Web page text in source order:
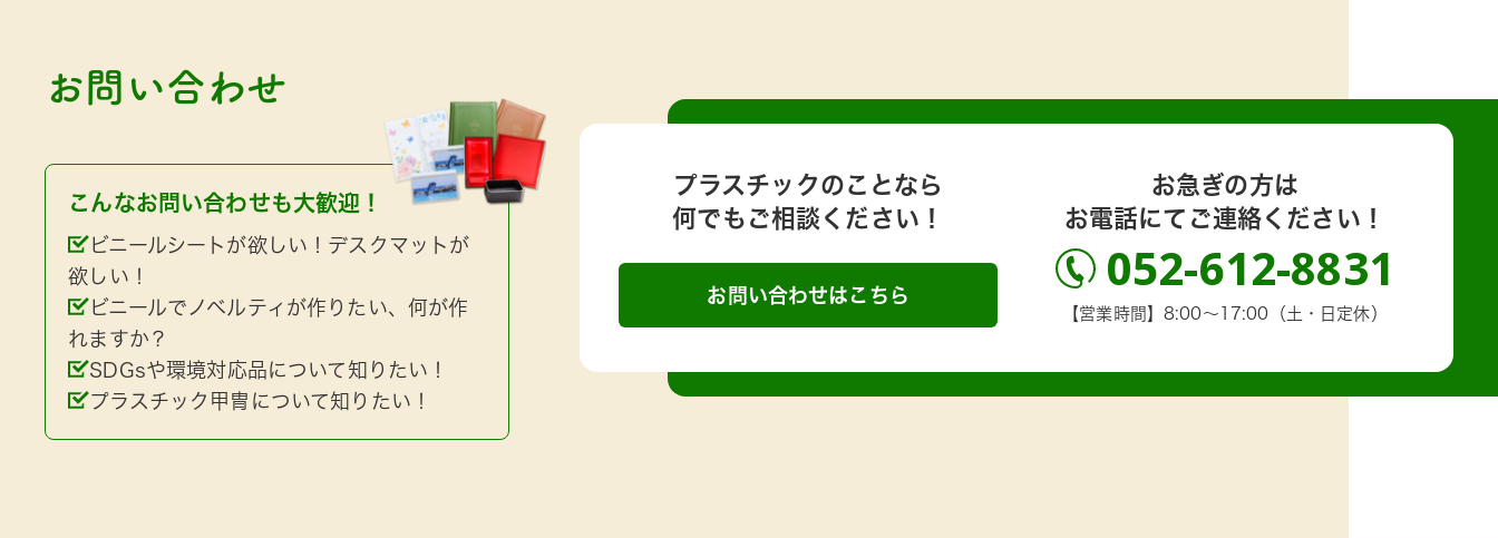
お問い合わせ
こんなお問い合わせも大歓迎！
ビニールシートが欲しい！デスクマットが
欲しい！
ビニールでノベルティが作りたい、何が作
れますか？
SDGsや環境対応品について知りたい！
プラスチック甲冑について知りたい！
プラスチックのことなら
何でもご相談ください！
お問い合わせはこちら
お急ぎの方は
お電話にてご連絡ください！
052-612-8831
【営業時間】8:00～17:00（土・日定休）